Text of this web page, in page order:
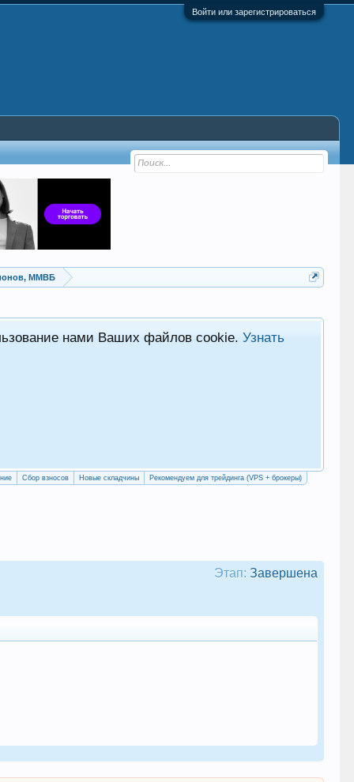
Войти или зарегистрироваться
ММВБ
нами Ваших файлов cookie.Узнать
Сбор взносов Новые складчины Рекомендуем для трейдинга (VPS + брокеры)
Этап: Завершена